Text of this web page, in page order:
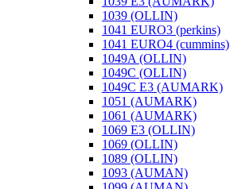
1039 (OLLIN)
1041 EURO3 (perkins)
1041 EURO4 (cummins)
1049A (OLLIN)
1049C (OLLIN)
1049С E3 (AUMARK)
1051 (AUMARK)
1061 (AUMARK)
1069 E3 (OLLIN)
1069 (OLLIN)
1089 (OLLIN)
1093 (AUMAN)